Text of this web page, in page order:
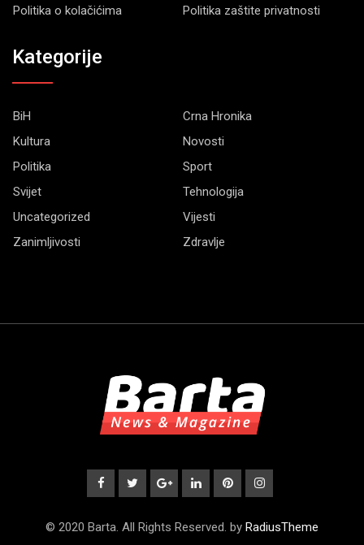
Politika o kolačićima
Politika zaštite privatnosti
Kategorije
BiH
Crna Hronika
Kultura
Novosti
Politika
Sport
Svijet
Tehnologija
Uncategorized
Vijesti
Zanimljivosti
Zdravlje
© 2020 Barta. All Rights Reserved. by RadiusTheme